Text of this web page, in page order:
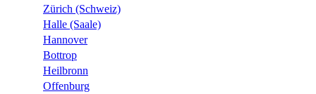
Zürich (Schweiz)
Halle (Saale)
Hannover
Bottrop
Heilbronn
Offenburg